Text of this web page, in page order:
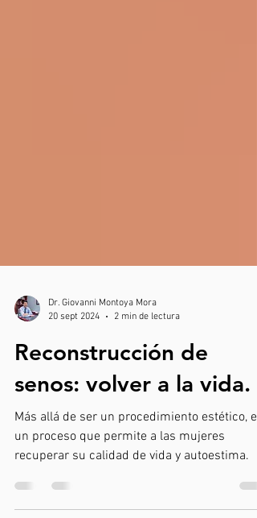
Dr. Giovanni Montoya Mora
20 sept 2024
2 min de lectura
Reconstrucción de
senos: volver a la vida.
Más allá de ser un procedimiento estético, es
un proceso que permite a las mujeres